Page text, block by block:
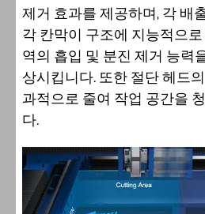
제거 효과를 제공하며, 각 배
각 칸막이 구조에 지능적으
역의 흡입 및 분진 제거 능력
상시킵니다. 또한 절단 헤드
과적으로 줄여 작업 공간을
다.